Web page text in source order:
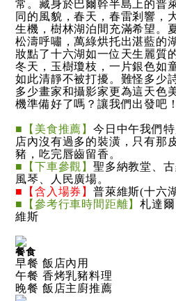
常。藏身於巴爾幹半島上的普
同的風貌，春天，春雷剎響，
生機，樹林湖泊間充滿希望。
松濤呼嘯，萬綠烘托出湛藍的
妝點了十六湖如一位天生麗質
冬天，玉樹瓊枝，一片銀色如
如此清靜不被打擾。難怪多少
多少畫家和攝影家更為這天色
機準備好了嗎？讓我們出發吧！
■【美食推薦】今日中午我們
店內沒有過多的裝潢，只有那
豬，吃完唇齒留香。
■【下車參觀】聖多納教堂、
風琴、人民廣場。
■【含入場券】普萊維斯(十六
■【參考行車時間距離】札達
維斯
餐食
早餐 飯店內用
午餐 香烤乳豬料理
晚餐 飯店主廚推薦